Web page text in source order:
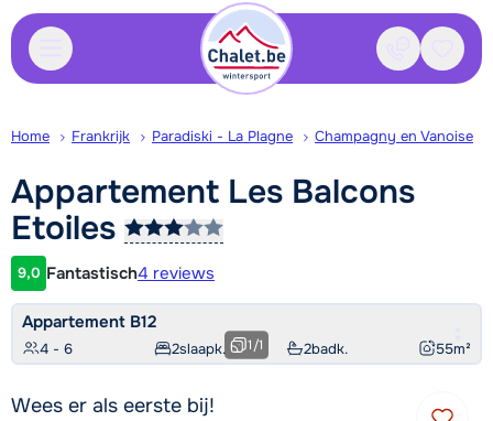
Contact
Home Frankrijk Paradiski - La Plagne Champagny en Vanoise
Appartement Les Balcons
Etoiles
Klantwaardering
9,0 Fantastisch4 reviews
Appartement B12
4 - 6 2slaapk. 2badk. 55m²
1/1
Wees er als eerste bij!